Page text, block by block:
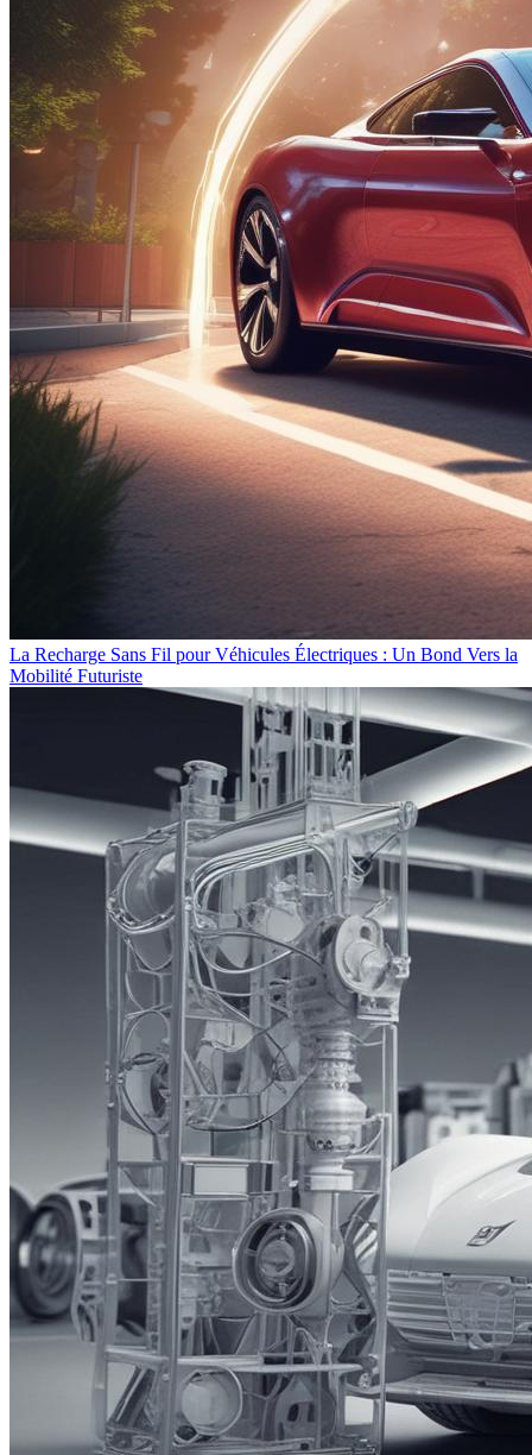
La Recharge Sans Fil pour Véhicules Électriques : Un Bond Vers la
Mobilité Futuriste